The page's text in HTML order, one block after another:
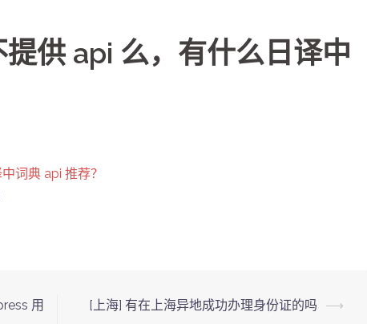
供 api 么，有什么日译中
词典 api 推荐？
用
[上海] 有在上海异地成功办理身份证的吗 ⟶